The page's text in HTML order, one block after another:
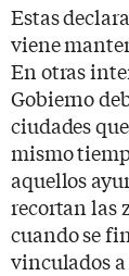
Estas
viene
En otras
Gobierno
ciudades
mismo
aquellos
recortan las
cuando se
vinculados